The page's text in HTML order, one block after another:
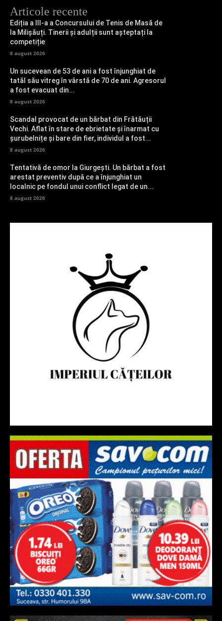
Articole recente
Ediția a III-a a Concursului de Tenis de Masă de
la Milișăuți. Tinerii și adulții sunt așteptați la
competiție
8 august 2026
Un sucevean de 53 de ani a fost înjunghiat de
tatăl său vitreg în vârstă de 70 de ani. Agresorul
a fost evacuat din...
8 august 2026
Scandal provocat de un bărbat din Frătăuții
Vechi. Aflat în stare de ebrietate și înarmat cu
șurubelnițe și bare din fier, individul a fost...
8 august 2026
Tentativă de omor la Giurgești. Un bărbat a fost
arestat preventiv după ce a înjunghiat un
localnic pe fondul unui conflict legat de un...
8 august 2026